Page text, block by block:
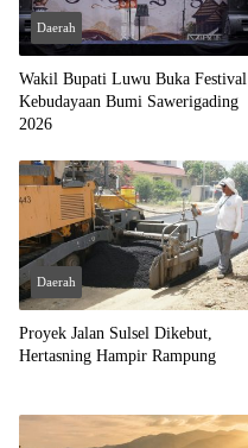
Daerah
Wakil Bupati Luwu Buka Festival
Kebudayaan Bumi Sawerigading
2026
Daerah
Proyek Jalan Sulsel Dikebut,
Hertasning Hampir Rampung